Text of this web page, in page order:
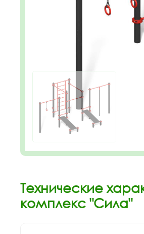
Технические
комплекс "Сила"